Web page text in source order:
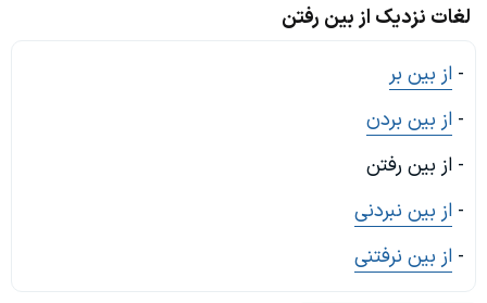
لغات نزدیک از بین رفتن
- از بین بر
- از بین بردن
- از بین رفتن
- از بین نبردنی
- از بین نرفتنی